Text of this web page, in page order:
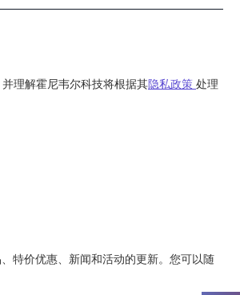
并理解霍尼韦尔科技将根据其隐私政策 处理
特价优惠、新闻和活动的更新。您可以随